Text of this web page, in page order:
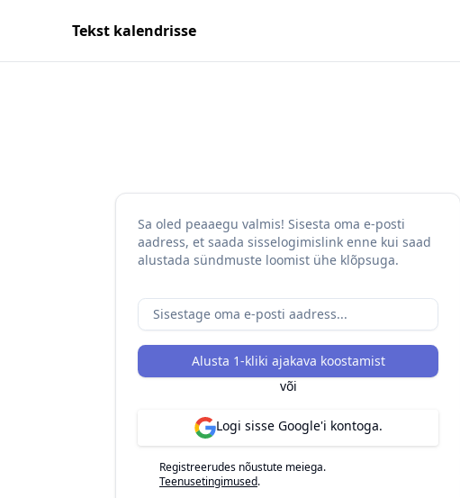
Tekst kalendrisse
Sa oled peaaegu valmis! Sisesta oma e-posti
aadress, et saada sisselogimislink enne kui saad
alustada sündmuste loomist ühe klõpsuga.
Alusta 1-kliki ajakava koostamist
või
Logi sisse Google'i kontoga.
Registreerudes nõustute meiega.
Teenusetingimused.